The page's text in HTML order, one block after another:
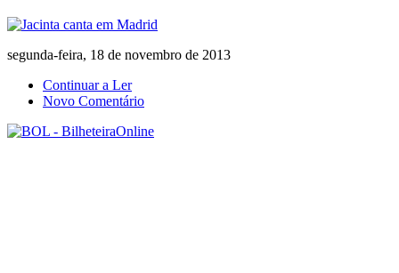
segunda-feira, 18 de novembro de 2013
Continuar a Ler
Novo Comentário